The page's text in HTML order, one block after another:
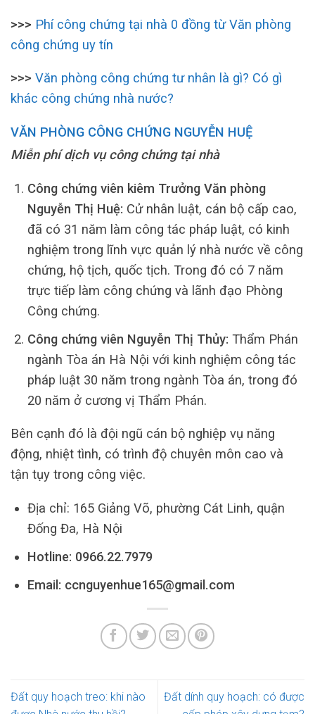
>>> Phí công chứng tại nhà 0 đồng từ Văn phòng
công chứng uy tín
>>> Văn phòng công chứng tư nhân là gì? Có gì
khác công chứng nhà nước?
VĂN PHÒNG CÔNG CHỨNG NGUYỄN HUỆ
Miễn phí dịch vụ công chứng tại nhà
Công chứng viên kiêm Trưởng Văn phòng
Nguyễn Thị Huệ: Cử nhân luật, cán bộ cấp cao,
đã có 31 năm làm công tác pháp luật, có kinh
nghiệm trong lĩnh vực quản lý nhà nước về công
chứng, hộ tịch, quốc tịch. Trong đó có 7 năm
trực tiếp làm công chứng và lãnh đạo Phòng
Công chứng.
Công chứng viên Nguyễn Thị Thủy: Thẩm Phán
ngành Tòa án Hà Nội với kinh nghiệm công tác
pháp luật 30 năm trong ngành Tòa án, trong đó
20 năm ở cương vị Thẩm Phán.
Bên cạnh đó là đội ngũ cán bộ nghiệp vụ năng
động, nhiệt tình, có trình độ chuyên môn cao và
tận tụy trong công việc.
Địa chỉ: 165 Giảng Võ, phường Cát Linh, quận
Đống Đa, Hà Nội
Hotline: 0966.22.7979
Email: ccnguyenhue165@gmail.com
Đất quy hoạch treo: khi nào
Đất dính quy hoạch: có được